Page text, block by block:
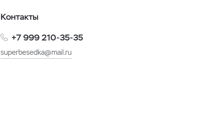
Контакты
+7 999 210-35-35
superbesedka@mail.ru